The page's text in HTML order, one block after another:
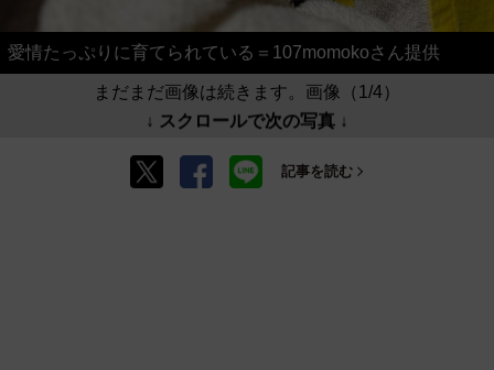
愛情たっぷりに育てられている＝107momokoさん提供
まだまだ画像は続きます。画像（1/4）
↓ スクロールで次の写真 ↓
記事を読む